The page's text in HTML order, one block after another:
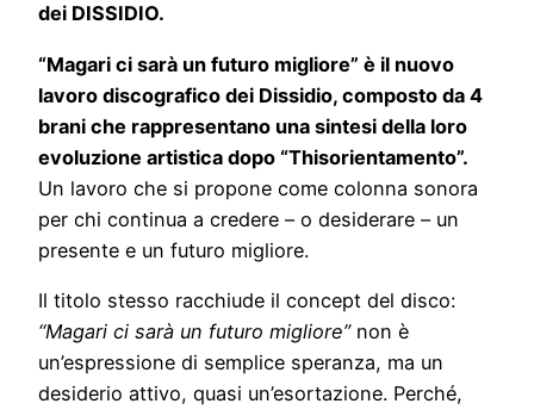
dei DISSIDIO.
“Magari ci sarà un futuro migliore” è il nuovo
lavoro discografico dei Dissidio, composto da 4
brani che rappresentano una sintesi della loro
evoluzione artistica dopo “Thisorientamento”.
Un lavoro che si propone come colonna sonora
per chi continua a credere – o desiderare – un
presente e un futuro migliore.
Il titolo stesso racchiude il concept del disco:
“Magari ci sarà un futuro migliore”non è
un’espressione di semplice speranza, ma un
desiderio attivo, quasi un’esortazione. Perché,